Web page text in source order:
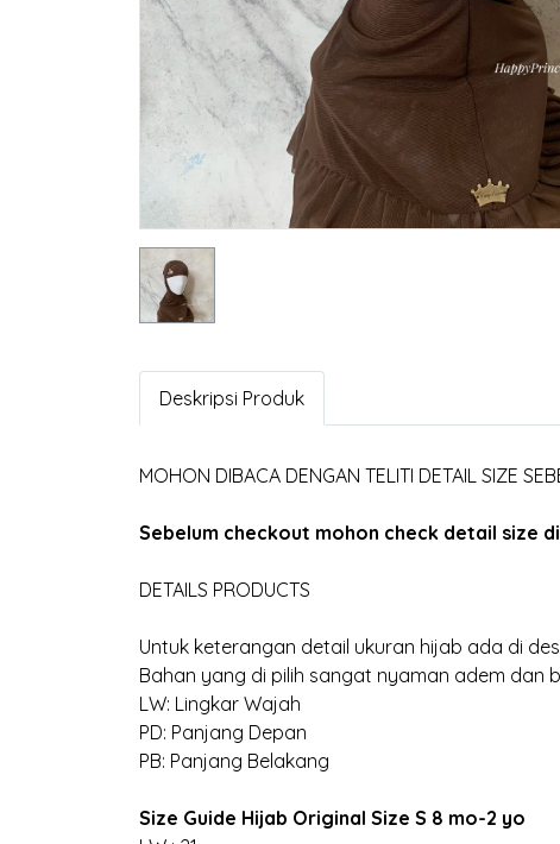
Deskripsi Produk
MOHON DIBACA DENGAN TELITI DETAIL SIZE
Sebelum checkout mohon check detail size
DETAILS PRODUCTS
Untuk keterangan detail ukuran hijab ada di
Bahan yang di pilih sangat nyaman adem dan
LW: Lingkar Wajah
PD: Panjang Depan
PB: Panjang Belakang
Size Guide Hijab Original Size S 8 mo-2 yo